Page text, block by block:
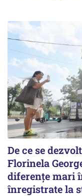
De ce se
Florinela
diferențe mari
înregistrate la